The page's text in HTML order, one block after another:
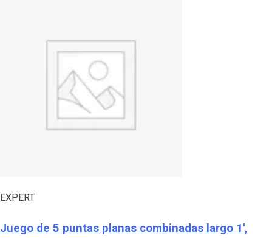
EXPERT
Juego de 5 puntas planas combinadas largo 1′,